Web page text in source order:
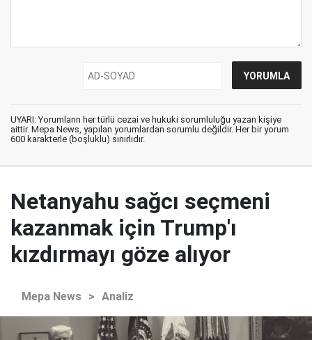
UYARI: Yorumların her türlü cezai ve hukuki sorumluluğu yazan kişiye
aittir. Mepa News, yapılan yorumlardan sorumlu değildir. Her bir yorum
600 karakterle (boşluklu) sınırlıdır.
Netanyahu sağcı seçmeni
kazanmak için Trump'ı
kızdırmayı göze alıyor
Mepa News > Analiz